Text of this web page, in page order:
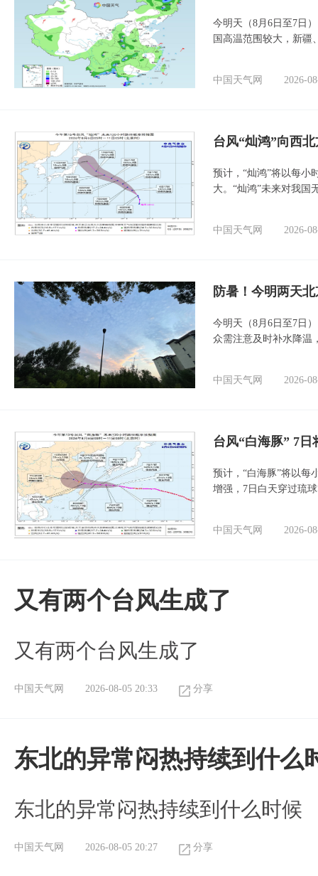
今明天（8月6日至7日
国高温范围较大，新疆
中国天气网 2026-
台风“灿鸿”向西
预计，“灿鸿”将以每小
大。“灿鸿”未来对我国
中国天气网 2026-
防暑！今明两天
今明天（8月6日至7日
众需注意及时补水降温
中国天气网 2026-
台风“白海豚” 7
预计，“白海豚”将以每
增强，7日白天穿过琉
中国天气网 2026-
又有两个台风生成了
又有两个台风生成了
中国天气网 2026-08-05 20:33 分享
东北的异常闷热持续到什么
东北的异常闷热持续到什么时候
中国天气网 2026-08-05 20:27 分享